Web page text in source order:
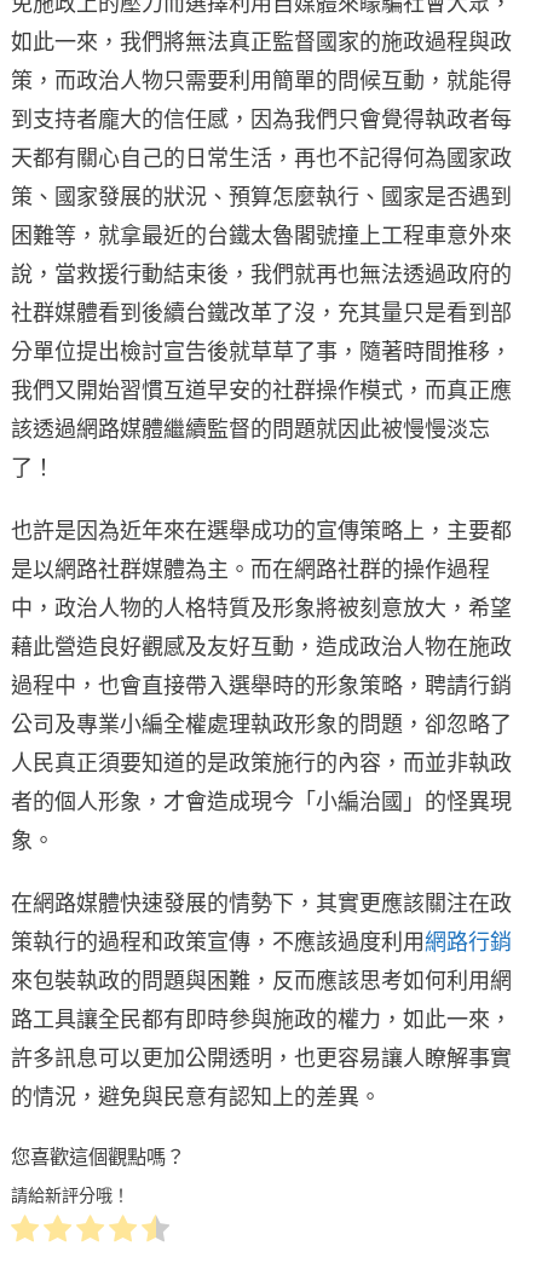
如此一來，我們將無法真正監督國家的施政過程與政
策，而政治人物只需要利用簡單的問候互動，就能得
到支持者龐大的信任感，因為我們只會覺得執政者每
天都有關心自己的日常生活，再也不記得何為國家政
策、國家發展的狀況、預算怎麼執行、國家是否遇到
困難等，就拿最近的台鐵太魯閣號撞上工程車意外來
說，當救援行動結束後，我們就再也無法透過政府的
社群媒體看到後續台鐵改革了沒，充其量只是看到部
分單位提出檢討宣告後就草草了事，隨著時間推移，
我們又開始習慣互道早安的社群操作模式，而真正應
該透過網路媒體繼續監督的問題就因此被慢慢淡忘
了！
也許是因為近年來在選舉成功的宣傳策略上，主要都
是以網路社群媒體為主。而在網路社群的操作過程
中，政治人物的人格特質及形象將被刻意放大，希望
藉此營造良好觀感及友好互動，造成政治人物在施政
過程中，也會直接帶入選舉時的形象策略，聘請行銷
公司及專業小編全權處理執政形象的問題，卻忽略了
人民真正須要知道的是政策施行的內容，而並非執政
者的個人形象，才會造成現今「小編治國」的怪異現
象。
在網路媒體快速發展的情勢下，其實更應該關注在政
策執行的過程和政策宣傳，不應該過度利用網路行銷
來包裝執政的問題與困難，反而應該思考如何利用網
路工具讓全民都有即時參與施政的權力，如此一來，
許多訊息可以更加公開透明，也更容易讓人瞭解事實
的情況，避免與民意有認知上的差異。
您喜歡這個觀點嗎？
請給新評分哦！